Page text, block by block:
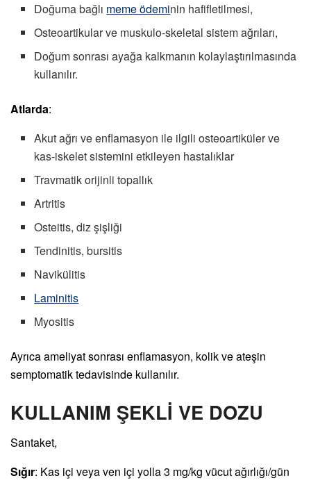
Doğuma bağlı meme ödeminin hafifletilmesi,
Osteoartikular ve muskulo-skeletal sistem ağrıları,
Doğum sonrası ayağa kalkmanın kolaylaştırılmasında
kullanılır.
Atlarda:
Akut ağrı ve enflamasyon ile ilgili osteoartiküler ve
kas-iskelet sistemini etkileyen hastalıklar
Travmatik orijinli topallık
Artritis
Osteitis, diz şişliği
Tendinitis, bursitis
Navikülitis
Laminitis
Myositis
Ayrıca ameliyat sonrası enflamasyon, kolik ve ateşin
semptomatik tedavisinde kullanılır.
KULLANIM ŞEKLİ VE DOZU
Santaket,
Sığır: Kas içi veya ven içi yolla 3 mg/kg vücut ağırlığı/gün